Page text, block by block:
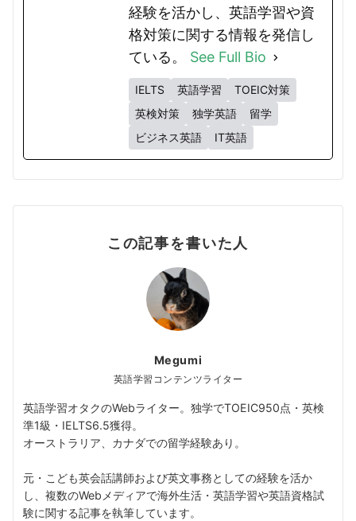
経験を活かし、英語学習や資
格対策に関する情報を発信し
ている。 See Full Bio
IELTS 英語学習
TOEIC対策
英検対策
独学英語
留学
ビジネス英語
IT英語
この記事を書いた人
Megumi
英語学習コンテンツライター
英語学習オタクのWebライター。独学でTOEIC950点・英検
準1級・IELTS6.5獲得。
オーストラリア、カナダでの留学経験あり。
元・こども英会話講師および英文事務としての経験を活か
し、複数のWebメディアで海外生活・英語学習や英語資格試
験に関する記事を執筆しています。